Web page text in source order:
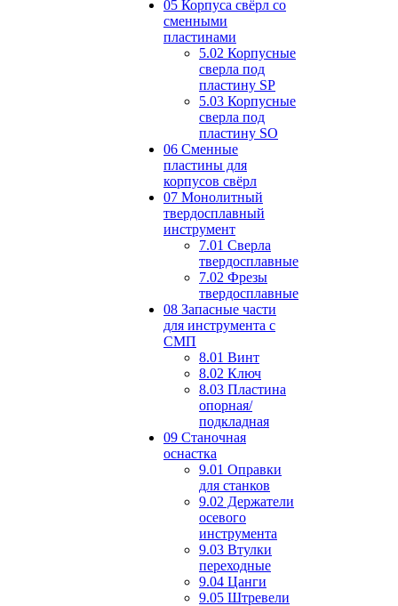
05 Корпуса свёрл со
сменными
пластинами
5.02 Корпусные
сверла под
пластину SP
5.03 Корпусные
сверла под
пластину SO
06 Сменные
пластины для
корпусов свёрл
07 Монолитный
твердосплавный
инструмент
7.01 Сверла
твердосплавные
7.02 Фрезы
твердосплавные
08 Запасные части
для инструмента с
СМП
8.01 Винт
8.02 Ключ
8.03 Пластина
опорная/
подкладная
09 Станочная
оснастка
9.01 Оправки
для станков
9.02 Держатели
осевого
инструмента
9.03 Втулки
переходные
9.04 Цанги
9.05 Штревели